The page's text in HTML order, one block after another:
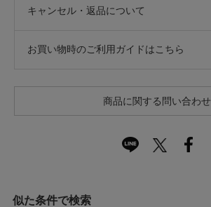
キャンセル・返品について
お買い物時のご利用ガイドはこちら
商品に関する問い合わせ
似た条件で検索